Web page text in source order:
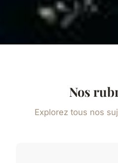
Nos
Explorez tous nos